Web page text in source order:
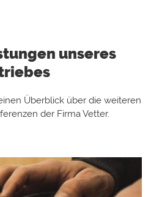
unseres
Überblick über die weiteren
der Firma Vetter.